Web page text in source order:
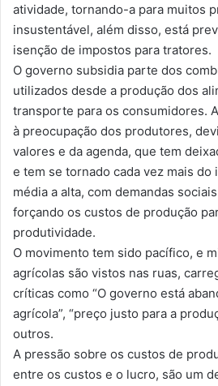
atividade, tornando-a para muitos
insustentável, além disso, está
isenção de impostos para tratores.
O governo subsidia parte dos
utilizados desde a produção dos
transporte para os consumidores.
à preocupação dos produtores,
valores e da agenda, que tem
e tem se tornado cada vez mais do
média a alta, com demandas
forçando os custos de produção
produtividade.
O movimento tem sido pacífico, e
agrícolas são vistos nas ruas,
críticas como “O governo está
agrícola”, “preço justo para a
outros.
A pressão sobre os custos de
entre os custos e o lucro, são um